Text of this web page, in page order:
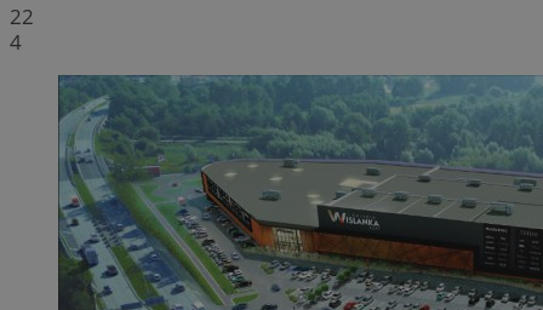
22
4